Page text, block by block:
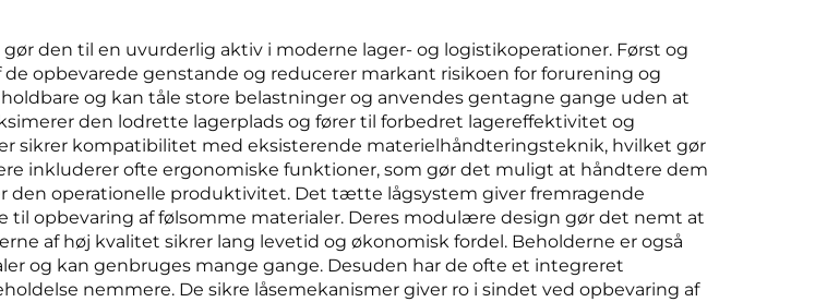
den til en uvurderlig aktiv i moderne lager- og logistikoperationer. Først og
opbevarede genstande og reducerer markant risikoen for forurening og
og kan tåle store belastninger og anvendes gentagne gange uden at
den lodrette lagerplads og fører til forbedret lagereffektivitet og
sikrer kompatibilitet med eksisterende materielhåndteringsteknik, hvilket gør
inkluderer ofte ergonomiske funktioner, som gør det muligt at håndtere dem
den operationelle produktivitet. Det tætte lågsystem giver fremragende
opbevaring af følsomme materialer. Deres modulære design gør det nemt at
af høj kvalitet sikrer lang levetid og økonomisk fordel. Beholderne er også
og kan genbruges mange gange. Desuden har de ofte et integreret
nemmere. De sikre låsemekanismer giver ro i sindet ved opbevaring af